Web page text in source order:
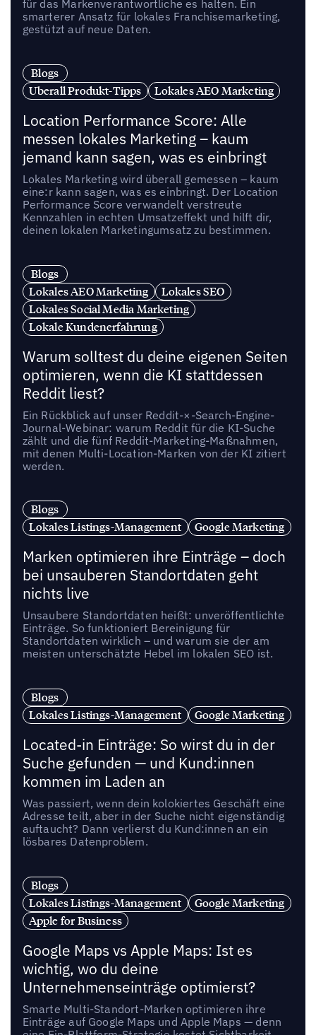
für das Markenverantwortliche es halten. Ein
smarterer Ansatz für lokales Franchisemarketing,
gestützt auf neue Daten.
Blogs
Uberall Produkt-Tipps
Lokales AEO Marketing
Location Performance Score: Alle
messen lokales Marketing – kaum
jemand kann sagen, was es einbringt
Lokales Marketing wird überall gemessen – kaum
eine:r kann sagen, was es einbringt. Der Location
Performance Score verwandelt verstreute
Kennzahlen in echten Umsatzeffekt und hilft dir,
deinen lokalen Marketingumsatz zu bestimmen.
Blogs
Lokales AEO Marketing
Lokales SEO
Lokales Social Media Marketing
Lokale Kundenerfahrung
Warum solltest du deine eigenen Seiten
optimieren, wenn die KI stattdessen
Reddit liest?
Ein Rückblick auf unser Reddit-×-Search-Engine-
Journal-Webinar: warum Reddit für die KI-Suche
zählt und die fünf Reddit-Marketing-Maßnahmen,
mit denen Multi-Location-Marken von der KI zitiert
werden.
Blogs
Lokales Listings-Management
Google Marketing
Marken optimieren ihre Einträge – doch
bei unsauberen Standortdaten geht
nichts live
Unsaubere Standortdaten heißt: unveröffentlichte
Einträge. So funktioniert Bereinigung für
Standortdaten wirklich – und warum sie der am
meisten unterschätzte Hebel im lokalen SEO ist.
Blogs
Lokales Listings-Management
Google Marketing
Located-in Einträge: So wirst du in der
Suche gefunden — und Kund:innen
kommen im Laden an
Was passiert, wenn dein kolokiertes Geschäft eine
Adresse teilt, aber in der Suche nicht eigenständig
auftaucht? Dann verlierst du Kund:innen an ein
lösbares Datenproblem.
Blogs
Lokales Listings-Management
Google Marketing
Apple for Business
Google Maps vs Apple Maps: Ist es
wichtig, wo du deine
Unternehmenseinträge optimierst?
Smarte Multi-Standort-Marken optimieren ihre
Einträge auf Google Maps und Apple Maps — denn